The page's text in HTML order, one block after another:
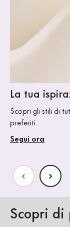
La tua
Scopri gli stili di
preferiti.
Segui ora
Scopri di